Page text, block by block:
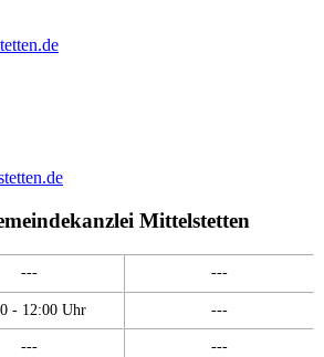
Mittelstetten
--- ---
- 12:00 Uhr ---
--- ---